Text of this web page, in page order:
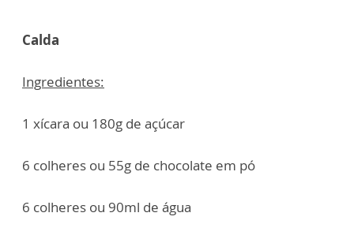
Calda
Ingredientes:
1 xícara ou 180g de açúcar
6 colheres ou 55g de chocolate em pó
6 colheres ou 90ml de água